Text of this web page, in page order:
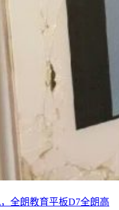
全朗教育平板D7全朗高